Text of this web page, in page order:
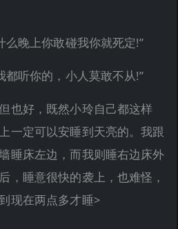
么晚上你敢碰我你就死定!”
都听你的，小人莫敢不从!”
也好，既然小玲自己都这样
一定可以安睡到天亮的。我跟
睡床左边，而我则睡右边床外
，睡意很快的袭上，也难怪，
现在两点多才睡>